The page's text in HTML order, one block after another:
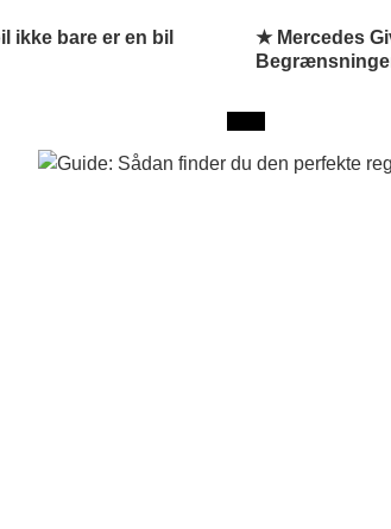
ikke bare er en bil
★ Mercedes